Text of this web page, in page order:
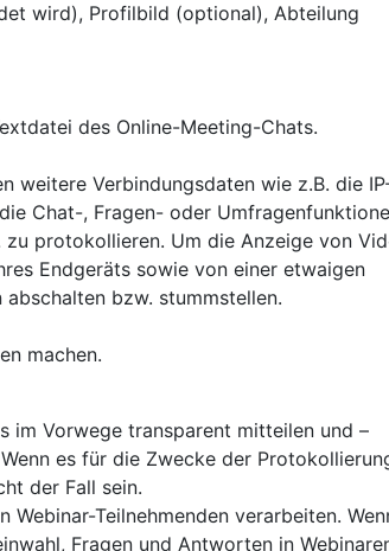
wird), Profilbild (optional), Abteilung
des Online-Meeting-Chats.
weitere Verbindungsdaten wie z.B. die
Chat-, Fragen- oder
zu protokollieren. Um die Anzeige von
Endgeräts sowie von einer etwaigen
bzw. stummstellen.
machen.
im Vorwege transparent mitteilen und –
es für die Zwecke der
der Fall sein.
Teilnehmenden verarbeiten.
Fragen und Antworten in